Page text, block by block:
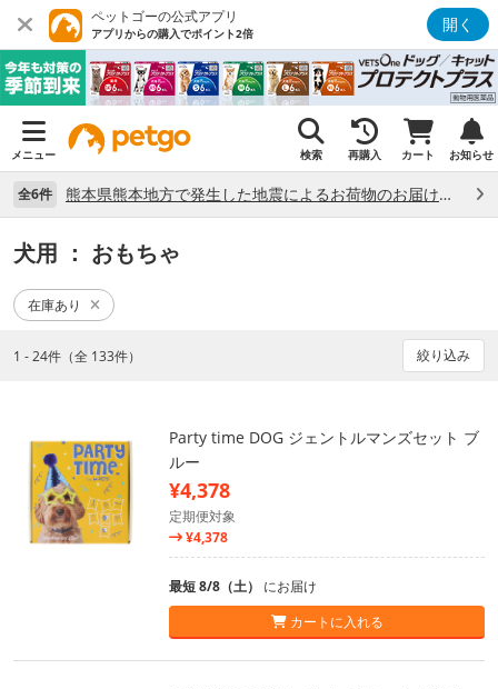
ペットゴーの公式アプリ
アプリからの購入でポイント2倍 開く
メニュー 検索 再購入 カート お知らせ
全6件 熊本県熊本地方で発生した地震によるお荷物のお届け状況について （7/28）
犬用 ： おもちゃ
在庫あり
1 - 24件（全 133件） 絞り込み
Party time DOG ジェントルマンズセット ブ
ルー
¥4,378
定期便対象
¥4,378
最短 8/8（土） にお届け
カートに入れる